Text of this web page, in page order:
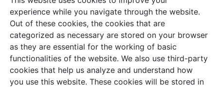
experience while you navigate through the website.
Out of these cookies, the cookies that are
categorized as necessary are stored on your browser
as they are essential for the working of basic
functionalities of the website. We also use third-party
cookies that help us analyze and understand how
you use this website. These cookies will be stored in